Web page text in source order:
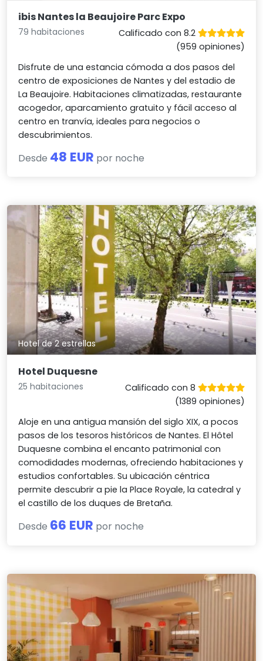
ibis Nantes la Beaujoire Parc Expo
79 habitaciones
Calificado con 8.2
(959 opiniones)
Disfrute de una estancia cómoda a dos pasos del
centro de exposiciones de Nantes y del estadio de
La Beaujoire. Habitaciones climatizadas, restaurante
acogedor, aparcamiento gratuito y fácil acceso al
centro en tranvía, ideales para negocios o
descubrimientos.
Desde 48 EUR por noche
Hotel de 2 estrellas
Hotel Duquesne
25 habitaciones
Calificado con 8
(1389 opiniones)
Aloje en una antigua mansión del siglo XIX, a pocos
pasos de los tesoros históricos de Nantes. El Hôtel
Duquesne combina el encanto patrimonial con
comodidades modernas, ofreciendo habitaciones y
estudios confortables. Su ubicación céntrica
permite descubrir a pie la Place Royale, la catedral y
el castillo de los duques de Bretaña.
Desde 66 EUR por noche